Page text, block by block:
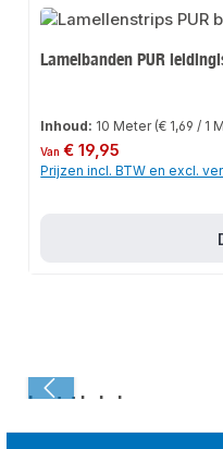
Lamelbanden PUR
Inhoud: 10 Meter (€ 1,69 / 1
Normale prijs:
Van€ 19,95
Prijzen incl. BTW en excl.
Laatst bekeken: